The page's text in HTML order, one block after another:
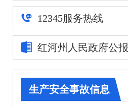
公安司法
重点领域信息公开
审批改革
住房保障信息公开
12345服务热线
红河州人民政府公报
生产安全事故信息